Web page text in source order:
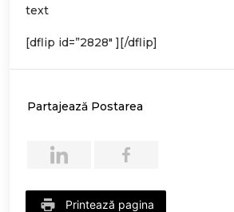
text
[dflip id=”2828″ ][/dflip]
Partajează Postarea
Printează pagina